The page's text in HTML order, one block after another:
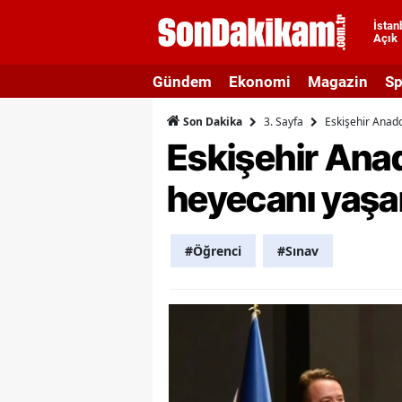
Açık
Gündem Ekonomi Magazin
Son Dakika 3. Sayfa Eskişehir
Eskişehir
heyecanı
#Öğrenci #Sınav